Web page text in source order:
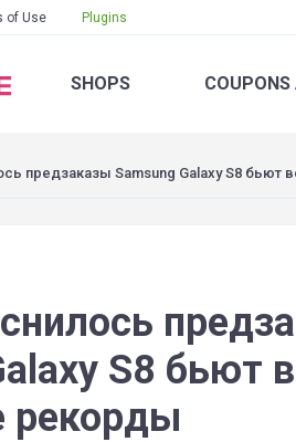
of Use Plugins
SHOPS COUPONS
предзаказы Samsung Galaxy S8 бьют
S8 бьют
рекорды